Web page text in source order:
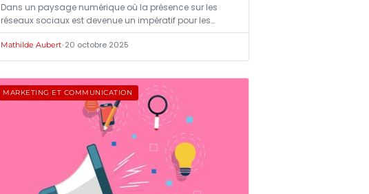
Dans un paysage numérique où la présence sur les
réseaux sociaux est devenue un impératif pour les…
Mathilde Aubert•20 octobre 2025
MARKETING ET COMMUNICATION